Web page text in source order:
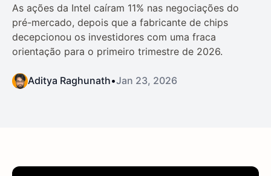
As ações da Intel caíram 11% nas negociações do
pré-mercado, depois que a fabricante de chips
decepcionou os investidores com uma fraca
orientação para o primeiro trimestre de 2026.
Aditya Raghunath•Jan 23, 2026